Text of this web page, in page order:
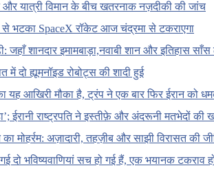
यात्री विमान के बीच खतरनाक नज़दीकी की जांच
से भटका SpaceX रॉकेट आज चंद्रमा से टकराएगा
जहाँ शानदार इमामबाड़ा,नवाबी शान और इतिहास
में दो ह्यूमनॉइड रोबोट्स की शादी हुई
यह आखिरी मौका है, ट्रंप ने एक बार फिर ईरान को
ईरानी राष्ट्रपति ने इस्तीफ़े और अंदरूनी मतभेदों की
का मोहर्रम: अज़ादारी, तहज़ीब और साझी विरासत की
दो भविष्यवाणियां सच हो गई हैं, एक भयानक टकराव